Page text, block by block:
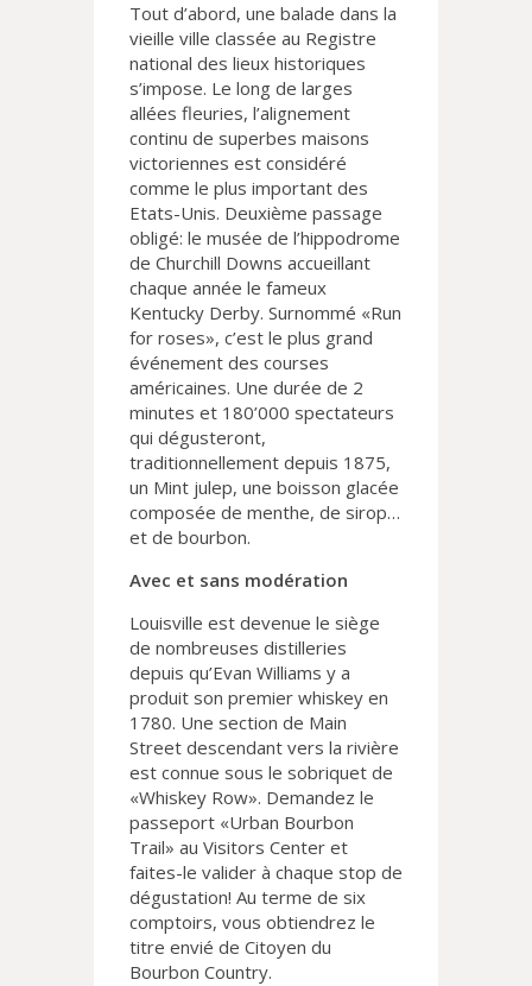
Tout d’abord, une balade dans la
vieille ville classée au Registre
national des lieux historiques
s’impose. Le long de larges
allées fleuries, l’alignement
continu de superbes maisons
victoriennes est considéré
comme le plus important des
Etats-Unis. Deuxième passage
obligé: le musée de l’hippodrome
de Churchill Downs accueillant
chaque année le fameux
Kentucky Derby. Surnommé «Run
for roses», c’est le plus grand
événement des courses
américaines. Une durée de 2
minutes et 180’000 spectateurs
qui dégusteront,
traditionnellement depuis 1875,
un Mint julep, une boisson glacée
composée de menthe, de sirop…
et de bourbon.
Avec et sans modération
Louisville est devenue le siège
de nombreuses distilleries
depuis qu’Evan Williams y a
produit son premier whiskey en
1780. Une section de Main
Street descendant vers la rivière
est connue sous le sobriquet de
«Whiskey Row». Demandez le
passeport «Urban Bourbon
Trail» au Visitors Center et
faites-le valider à chaque stop de
dégustation! Au terme de six
comptoirs, vous obtiendrez le
titre envié de Citoyen du
Bourbon Country.